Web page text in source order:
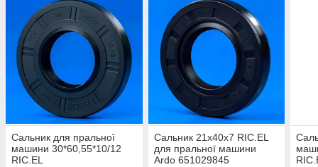
Сальник для пральної
машини 30*60,55*10/12
RIC.EL
Сальник 21x40x7 RIC.EL
для пральної машини
Ardo 651029845